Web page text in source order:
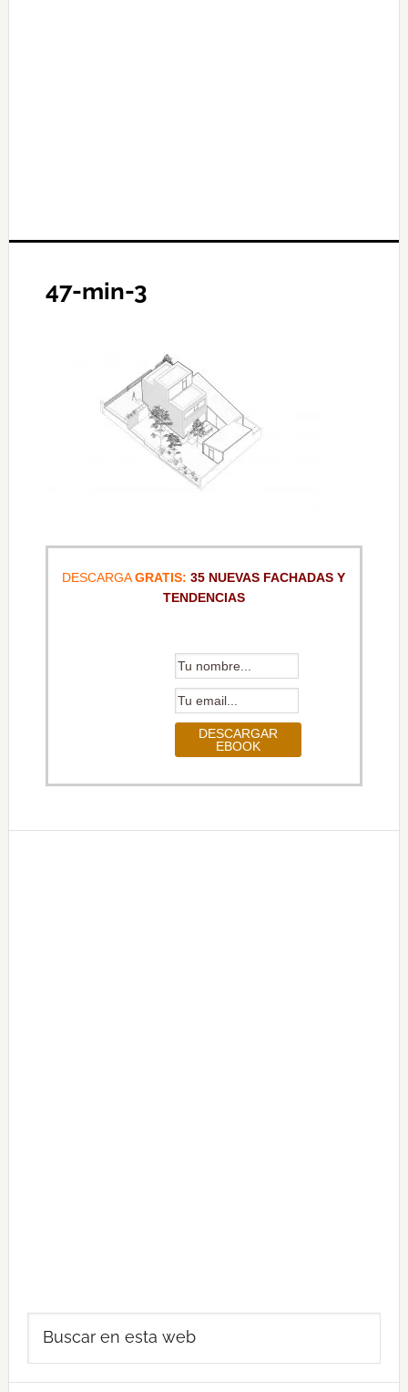
47-min-3
DESCARGAGRATIS: 35 NUEVAS FACHADAS Y
TENDENCIAS
Barra
lateral
principal